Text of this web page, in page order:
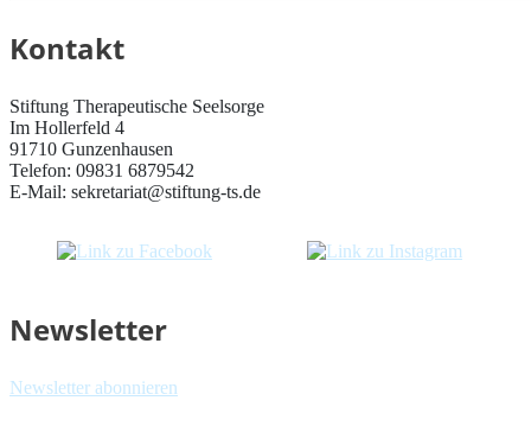
Kontakt
Stiftung Therapeutische Seelsorge
Im Hollerfeld 4
91710 Gunzenhausen
Telefon: 09831 6879542
E-Mail: sekretariat@stiftung-ts.de
Newsletter
Newsletter abonnieren